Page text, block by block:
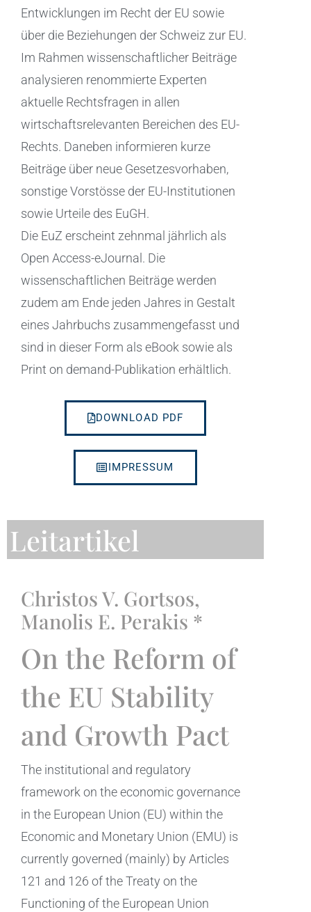
Entwicklungen im Recht der EU sowie
über die Beziehungen der Schweiz zur EU.
Im Rahmen wissenschaftlicher Beiträge
analysieren renommierte Experten
aktuelle Rechtsfragen in allen
wirtschaftsrelevanten Bereichen des EU-
Rechts. Daneben informieren kurze
Beiträge über neue Gesetzesvorhaben,
sonstige Vorstösse der EU-Institutionen
sowie Urteile des EuGH.
Die EuZ erscheint zehnmal jährlich als
Open Access-eJournal. Die
wissenschaftlichen Beiträge werden
zudem am Ende jeden Jahres in Gestalt
eines Jahrbuchs zusammengefasst und
sind in dieser Form als eBook sowie als
Print on demand-Publikation erhältlich.
DOWNLOAD PDF
IMPRESSUM
Leitartikel
Christos V. Gortsos,
Manolis E. Perakis *
On the Reform of
the EU Stability
and Growth Pact
The institutional and regulatory
framework on the economic governance
in the European Union (EU) within the
Economic and Monetary Union (EMU) is
currently governed (mainly) by Articles
121 and 126 of the Treaty on the
Functioning of the European Union